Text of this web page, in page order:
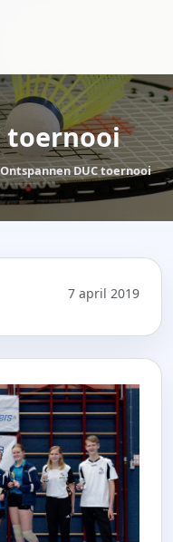
toernooi
Ontspannen DUC toernooi
7 april 2019